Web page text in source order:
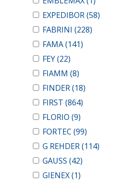
EXPEDIBOR(58)
FABRINI (228)
FAMA(141)
FEY(22)
FIAMM (8)
FINDER(18)
FIRST (864)
FLORIO (9)
FORTEC (99)
G REHDER(114)
GAUSS (42)
GIENEX(1)